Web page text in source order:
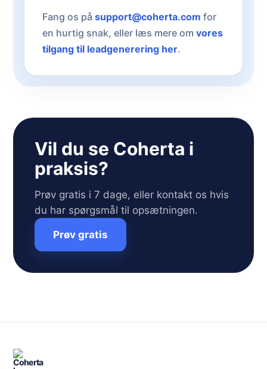
Fang os på support@coherta.com for
en hurtig snak, eller læs mere om vores
tilgang til leadgenerering her.
Vil du se Coherta i
praksis?
Prøv gratis i 7 dage, eller kontakt os hvis
du har spørgsmål til opsætningen.
Prøv gratis